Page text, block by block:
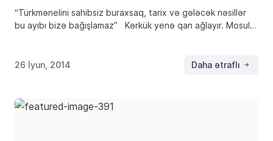
“Türkmənelini sahibsiz buraxsaq, tarix və gələcək nəsillər
bu ayıbı bizə bağışlamaz” Kərkük yenə qan ağlayır. Mosul,
26 İyun, 2014
Daha ətraflı